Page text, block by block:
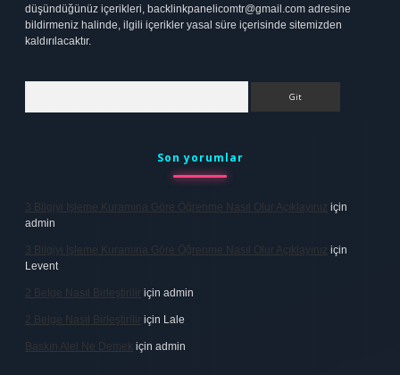
düşündüğünüz içerikleri, backlinkpanelicomtr@gmail.com adresine
bildirmeniz halinde, ilgili içerikler yasal süre içerisinde sitemizden
kaldırılacaktır.
Son yorumlar
3 Bilgiyi Işleme Kuramına Göre Öğrenme Nasıl Olur Açıklayınız için
admin
3 Bilgiyi Işleme Kuramına Göre Öğrenme Nasıl Olur Açıklayınız için
Levent
2 Belge Nasıl Birleştirilir için admin
2 Belge Nasıl Birleştirilir için Lale
Baskın Alel Ne Demek için admin